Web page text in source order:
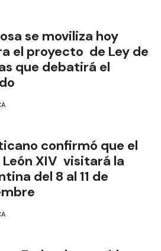
se moviliza hoy
el proyecto de Ley de
que debatirá el
confirmó que el
XIV visitará la
del 8 al 11 de